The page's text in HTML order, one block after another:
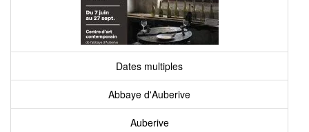
Dates multiples
Abbaye d'Auberive
Auberive